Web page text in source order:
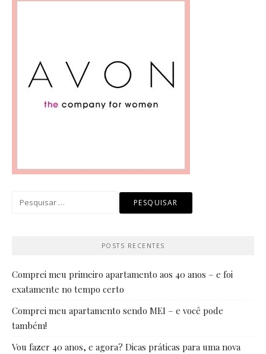
POSTS RECENTES
Comprei meu primeiro apartamento aos 40 anos – e foi
exatamente no tempo certo
Comprei meu apartamento sendo MEI – e você pode
também!
Vou fazer 40 anos, e agora? Dicas práticas para uma nova